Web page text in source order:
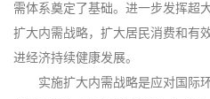
需体系奠定了基础。进一步发挥超
扩大内需战略，扩大居民消费和有
进经济持续健康发展。
实施扩大内需战略是应对国际